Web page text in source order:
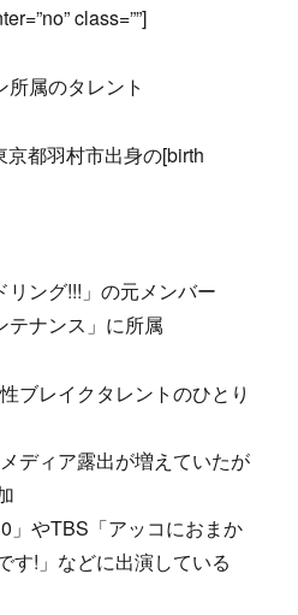
class=””]
属のタレント
都羽村市出身の[birth
ング!!!」の元メンバー
テナンス」に所属
ブレイクタレントのひとり
ディア露出が増えていたが
」やTBS「アッコにおまか
す!」などに出演している